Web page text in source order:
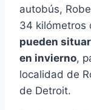
autobús,
34 kilómetros
pueden
en invierno,
localidad de
de Detroit.